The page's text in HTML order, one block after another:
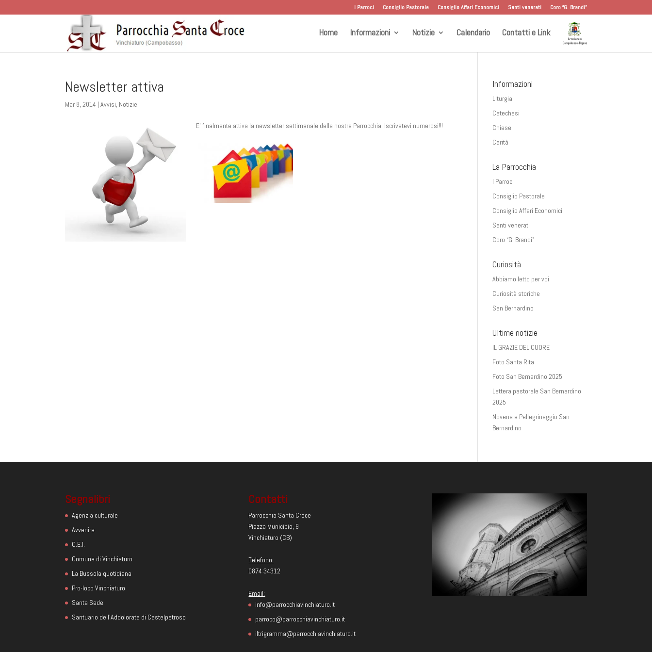
I Parroci Consiglio Pastorale Consiglio Affari Economici Santi venerati Coro “G. Brandi”
Home Informazioni Notizie Calendario Contatti e Link
Newsletter attiva
Mar 8, 2014 |Avvisi, Notizie
E’ finalmente attiva la newsletter settimanale della nostra Parrocchia. Iscrivetevi numerosi!!!
Informazioni
Liturgia
Catechesi
Chiese
Carità
La Parrocchia
I Parroci
Consiglio Pastorale
Consiglio Affari Economici
Santi venerati
Coro “G. Brandi”
Curiosità
Abbiamo letto per voi
Curiosità storiche
San Bernardino
Ultime notizie
IL GRAZIE DEL CUORE
Foto Santa Rita
Foto San Bernardino 2025
Lettera pastorale San Bernardino
2025
Novena e Pellegrinaggio San
Bernardino
Segnalibri
Agenzia culturale
Avvenire
C.E.I.
Comune di Vinchiaturo
La Bussola quotidiana
Pro-loco Vinchiaturo
Santa Sede
Santuario dell'Addolorata di Castelpetroso
Contatti
Parrocchia Santa Croce
Piazza Municipio, 9
Vinchiaturo (CB)
Telefono:
0874 34312
Email:
info@parrocchiavinchiaturo.it
parroco@parrocchiavinchiaturo.it
iltrigramma@parrocchiavinchiaturo.it